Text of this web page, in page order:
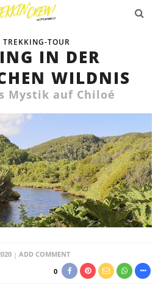
TREKKING-TOUR
IN DER
WILDNIS
Mystik auf Chiloé
ADD COMMENT
0